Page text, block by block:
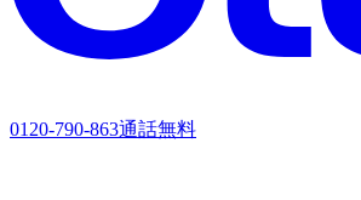
0120-790-863通話無料